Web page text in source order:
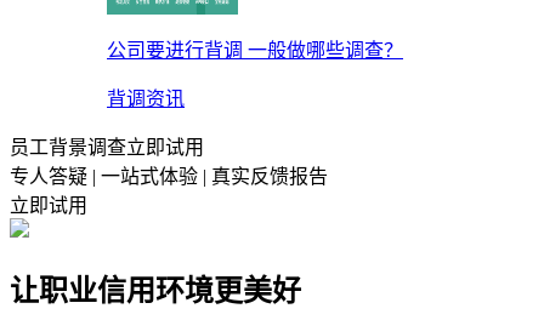
公司要进行背调 一般做哪些调查？
背调资讯
员工背景调查立即试用
专人答疑 | 一站式体验 | 真实反馈报告
立即试用
让职业信用环境更美好